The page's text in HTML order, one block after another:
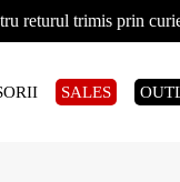
returul trimis prin
SALES